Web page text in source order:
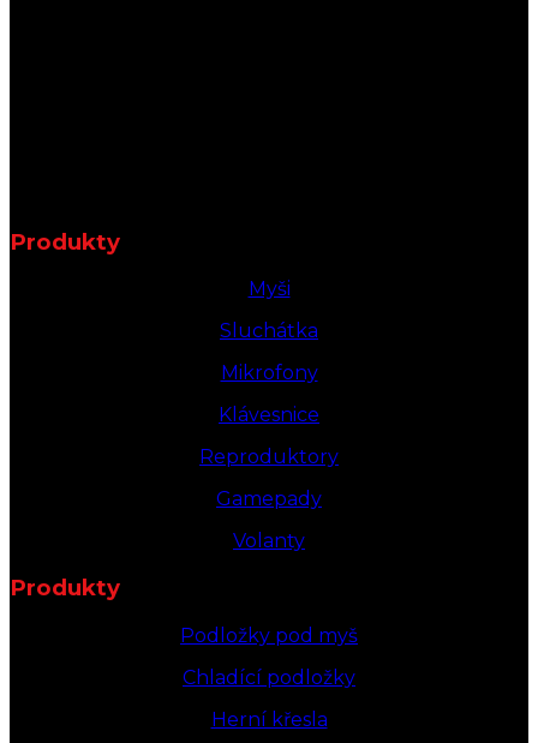
Produkty
Myši
Sluchátka
Mikrofony
Klávesnice
Reproduktory
Gamepady
Volanty
Produkty
Podložky pod myš
Chladící podložky
Herní křesla